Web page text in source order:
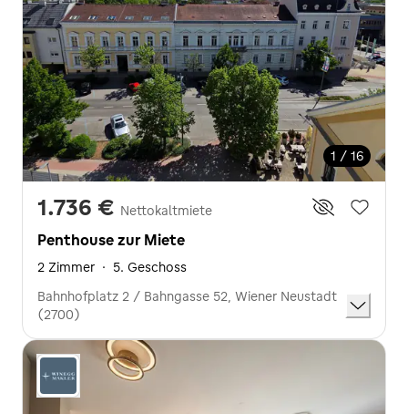
1 / 16
1.736 € Nettokaltmiete
Penthouse zur Miete
2 Zimmer · 5. Geschoss
Bahnhofplatz 2 / Bahngasse 52, Wiener Neustadt
(2700)